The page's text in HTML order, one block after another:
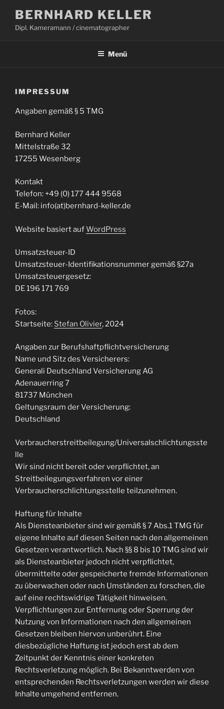
Inhalt
springen
BERNHARD KELLER
Dipl. Kameramann / cinematographer
Menü
IMPRESSUM
Angaben gemäß § 5 TMG
Bernhard Keller
Mittelstraße 32
17255 Wesenberg
Kontakt
Telefon: +49 (0) 177 444 9568
E-Mail: info(at)bernhard-keller.de
Website basiert aufWordPress
Umsatzsteuer-ID
Umsatzsteuer-Identifikationsnummer gemäß §27a
Umsatzsteuergesetz:
DE 196 171 769
Fotos:
Startseite: Stefan Olivier, 2024
Angaben zur Berufshaftpflichtversicherung
Name und Sitz des Versicherers:
Generali Deutschland Versicherung AG
Adenauerring 7
81737 München
Geltungsraum der Versicherung:
Deutschland
Verbraucherstreitbeilegung/Universalschlichtungsste
lle
Wir sind nicht bereit oder verpflichtet, an
Streitbeilegungsverfahren vor einer
Verbraucherschlichtungsstelle teilzunehmen.
Haftung für Inhalte
Als Diensteanbieter sind wir gemäß § 7 Abs.1 TMG für
eigene Inhalte auf diesen Seiten nach den allgemeinen
Gesetzen verantwortlich. Nach §§ 8 bis 10 TMG sind wir
als Diensteanbieter jedoch nicht verpflichtet,
übermittelte oder gespeicherte fremde Informationen
zu überwachen oder nach Umständen zu forschen, die
auf eine rechtswidrige Tätigkeit hinweisen.
Verpflichtungen zur Entfernung oder Sperrung der
Nutzung von Informationen nach den allgemeinen
Gesetzen bleiben hiervon unberührt. Eine
diesbezügliche Haftung ist jedoch erst ab dem
Zeitpunkt der Kenntnis einer konkreten
Rechtsverletzung möglich. Bei Bekanntwerden von
entsprechenden Rechtsverletzungen werden wir diese
Inhalte umgehend entfernen.